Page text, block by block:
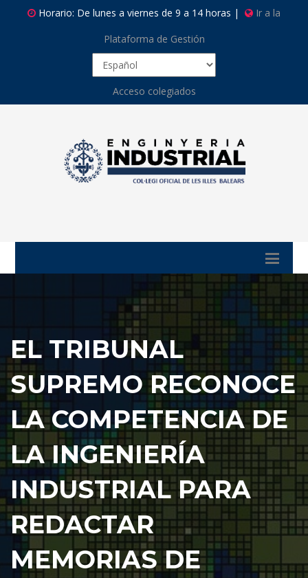
Horario: De lunes a viernes de 9 a 14 horas |
Ir a la
Plataforma de Gestión
Acceso colegiados
EL TRIBUNAL
SUPREMO RECONOCE
LA COMPETENCIA DE
LA INGENIERÍA
INDUSTRIAL PARA
REDACTAR
MEMORIAS DE